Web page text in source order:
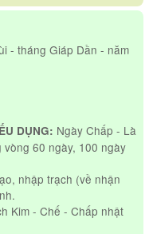
- tháng Giáp Dần - năm
DỤNG: Ngày Chấp - Là
60 ngày, 100 ngày
nhập trạch (về nhận
Kim - Chế - Chấp nhật